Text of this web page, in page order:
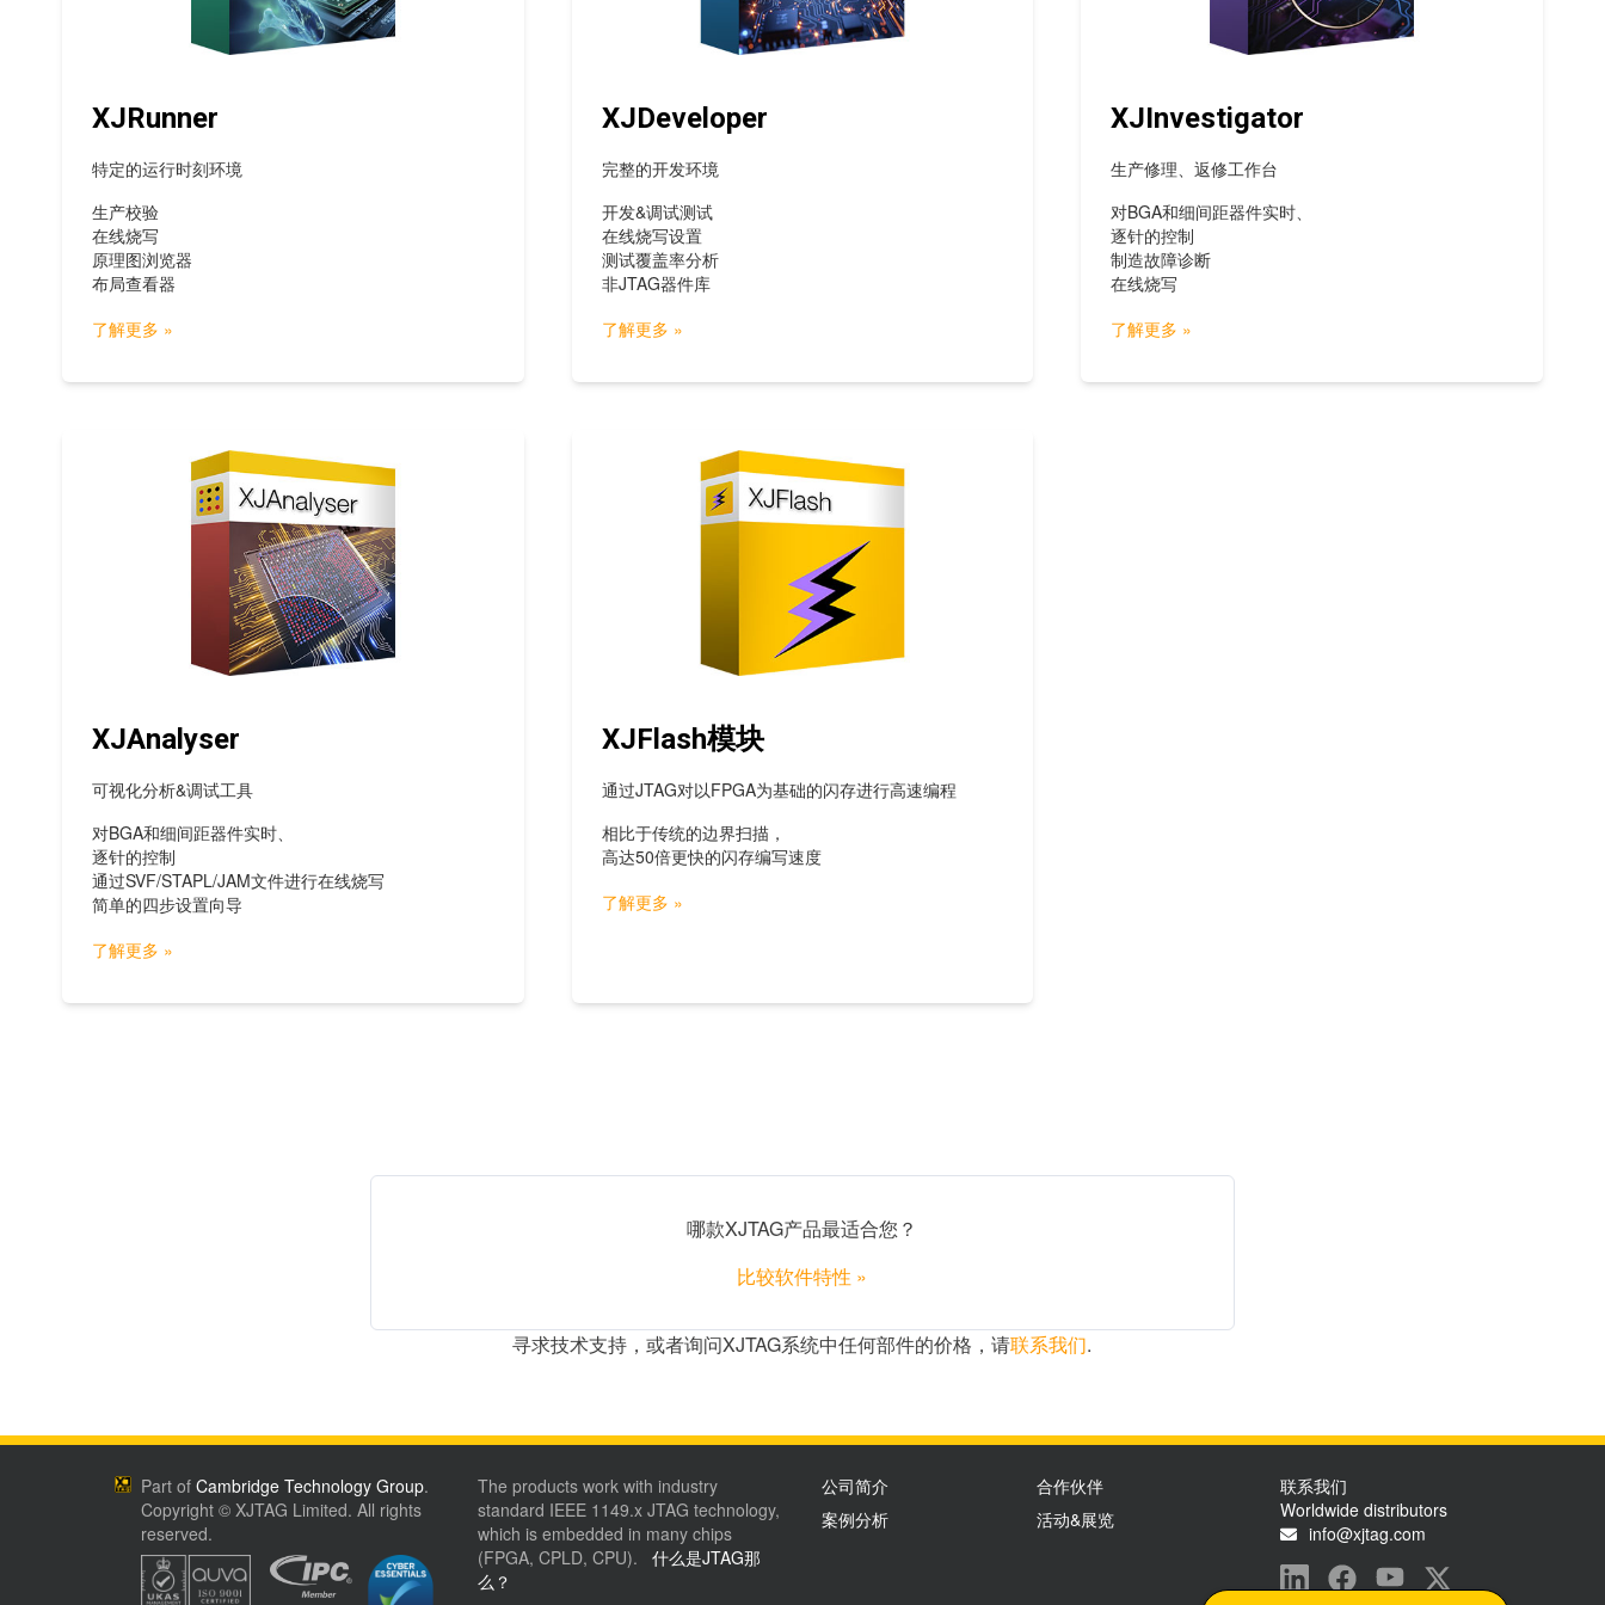
XJRunner
特定的运行时刻环境
生产校验
在线烧写
原理图浏览器
布局查看器
了解更多 »
XJDeveloper
完整的开发环境
开发&调试测试
在线烧写设置
测试覆盖率分析
非JTAG器件库
了解更多 »
XJInvestigator
生产修理、返修工作台
对BGA和细间距器件实时、
逐针的控制
制造故障诊断
在线烧写
了解更多 »
XJAnalyser
可视化分析&调试工具
对BGA和细间距器件实时、
逐针的控制
通过SVF/STAPL/JAM文件进行在线烧写
简单的四步设置向导
了解更多 »
XJFlash模块
通过JTAG对以FPGA为基础的闪存进行高速编程
相比于传统的边界扫描，
高达50倍更快的闪存编写速度
了解更多 »
哪款XJTAG产品最适合您？
比较软件特性 »
寻求技术支持，或者询问XJTAG系统中任何部件的价格，请联系我们.
Part of Cambridge Technology Group.
Copyright © XJTAG Limited. All rights
reserved.
The products work with industry
standard IEEE 1149.x JTAG technology,
which is embedded in many chips
(FPGA, CPLD, CPU). 什么是JTAG那
么？
公司简介
合作伙伴
案例分析
活动&展览
联系我们
Worldwide distributors
info@xjtag.com